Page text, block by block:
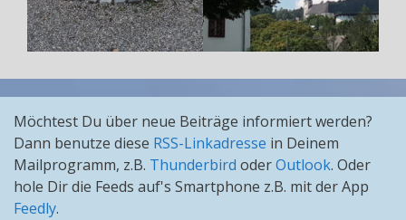
Möchtest Du über neue Beiträge informiert werden?
Dann benutze diese RSS-Linkadresse in Deinem
Mailprogramm, z.B. Thunderbird oderOutlook. Oder
hole Dir die Feeds auf's Smartphone z.B. mit der App
Feedly.